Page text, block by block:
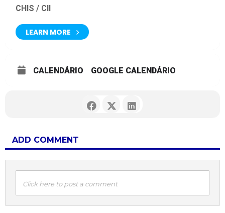
CHIS / CII
LEARN MORE
CALENDÁRIO GOOGLE CALENDÁRIO
ADD COMMENT
Click here to post a comment